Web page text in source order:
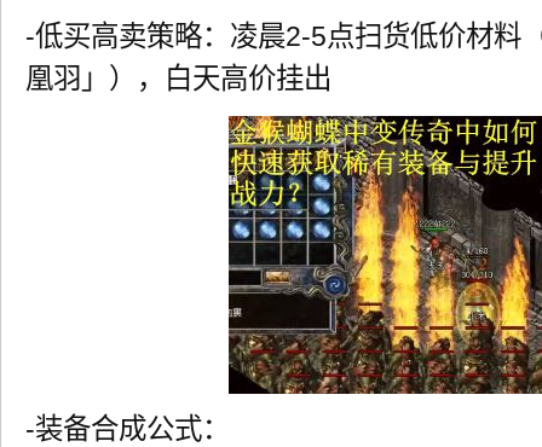
-低买高卖策略：凌晨2-5点扫货低价材料
凰羽」），白天高价挂出
-装备合成公式：